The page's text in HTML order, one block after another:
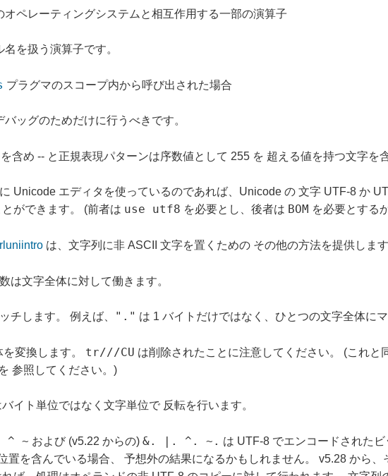
オペレーティングシステムと相互作用する一部の演算子
を扱う演算子です。
プラグマのスコープ内から呼び出された場合
ッグのためだけに行うべきです。
含め -- と正規表現パターンは序数値として 255 を 超える値を持つ文字を
Unicode エディタを使っているのであれば、Unicode の 文字 UTF-8 か
ができます。 (前者は use utf8 を必要とし、後者は BOM を必要とする
は、文字列に非 ASCII 文字を置くための その他の方法を提供しま
は文字全体に対して働きます。
チします。 例えば、 "." は 1 バイトだけではなく、ひとつの文字全体に
変換します。 tr///CU は削除されたことに注意してください。 (これと
を 参照してください。)
バイト単位ではなく文字単位で 反転を行います。
^ ~ および (v5.22 からの) &. |. ^. ~. は UTF-8 でエンコードされた
置を含んでいる場合、 予想外の結果になるかもしれません。 v5.28 から